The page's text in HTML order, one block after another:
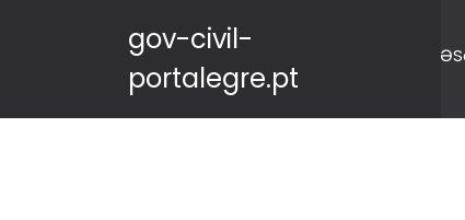
gov-civil-
portalegre.pt